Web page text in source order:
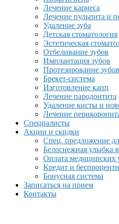
Лечение кариеса
Лечение пульпита и
Удаление зуба
Детская стоматология
Эстетическая
Отбеливание зубов
Имплантация зубов
Протезирование зубов
Брекет-система
Изготовление капп
Лечение пародонтита
Удаление кисты и
Лечение
Специалисты
Акции и скидки
Спец. предложение
Белоснежная улыбка
Оплата медицинских
Кредит и
Бонусная система
Записаться на прием
Контакты